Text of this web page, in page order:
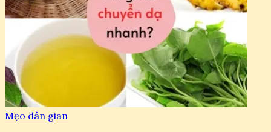
Mẹo dân gian